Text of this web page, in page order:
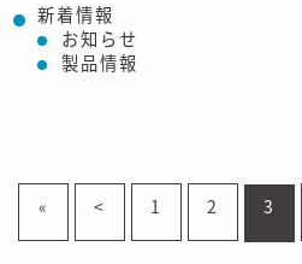
新着情報
お知らせ
製品情報
« < 1 2 3